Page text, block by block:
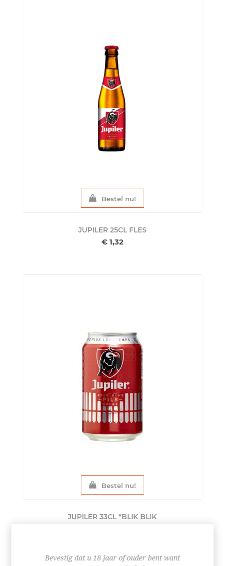
Bestel nu!
JUPILER 25CL FLES
€ 1,32
Bestel nu!
JUPILER 33CL *BLIK BLIK
Bevestig dat u 18 jaar of ouder bent want